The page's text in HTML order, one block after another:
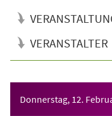
VERANSTALTER
Donnerstag, 12.